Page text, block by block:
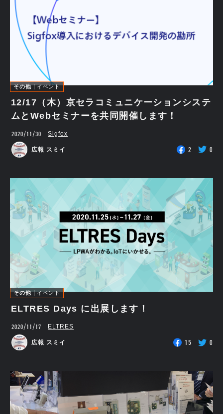
その他 イベント
12/17（木）京セラコミュニケーションシステ
ムとWebセミナーを共同開催します！
2020/11/30 Sigfox
広報 スミイ 2 0
その他 イベント
ELTRES Days に出展します！
2020/11/17 ELTRES
広報 スミイ 15 0